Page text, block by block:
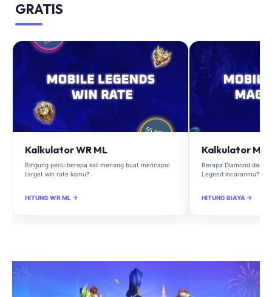
GRATIS
Kalkulator WR ML
Bingung perlu berapa kali menang buat mencapai
target win rate kamu?
HITUNG WR ML →
Kalkulator
Berapa Diamond dan
Legend incaranmu?
HITUNG BIAYA →